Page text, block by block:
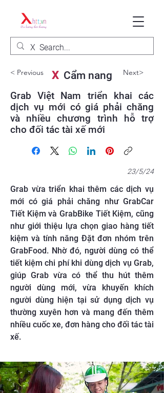
< Previous XCẩm nang Next>
Grab Việt Nam triển khai các
dịch vụ mới có giá phải chăng
và nhiều chương trình hỗ trợ
cho đối tác tài xế mới
23/5/24
Grab vừa triển khai thêm các dịch vụ
mới có giá phải chăng như GrabCar
Tiết Kiệm và GrabBike Tiết Kiệm, cũng
như giới thiệu lựa chọn giao hàng tiết
kiệm và tính năng Đặt đơn nhóm trên
GrabFood. Nhờ đó, người dùng có thể
tiết kiệm chi phí khi dùng dịch vụ Grab,
giúp Grab vừa có thể thu hút thêm
người dùng mới, vừa khuyến khích
người dùng hiện tại sử dụng dịch vụ
thường xuyên hơn và mang đến thêm
nhiều cuốc xe, đơn hàng cho đối tác tài
xế.